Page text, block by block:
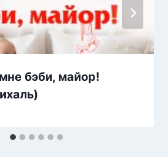
бэби, майор!